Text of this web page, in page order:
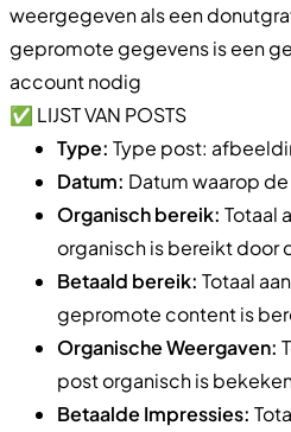
weergegeven als een
gepromote gegevens is een
account nodig
✅ LIJST VAN POSTS
Type: Type post:
Datum: Datum waarop
Organisch bereik: Totaal
organisch is bereikt door
Betaald bereik: Totaal
gepromote content is
Organische Weergaven:
post organisch is
Betaalde Impressies: